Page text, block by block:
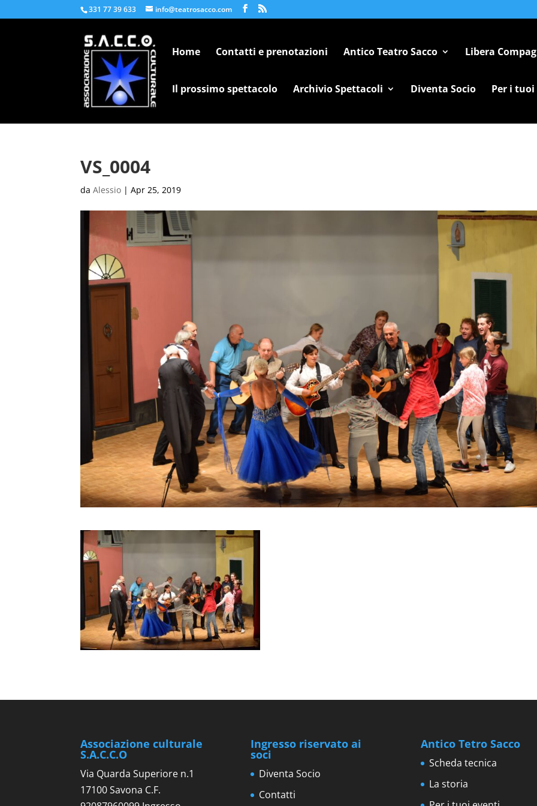
331 77 39 633 info@teatrosacco.com
Home Contatti e prenotazioni Antico Teatro Sacco Libera
Il prossimo spettacolo Archivio Spettacoli Diventa Socio Per i
VS_0004
daAlessio |Apr 25, 2019
Associazione culturale
S.A.C.C.O
Via Quarda Superiore n.1
17100 Savona C.F.
Ingresso riservato ai
soci
Diventa Socio
Contatti
Antico Tetro Sacco
Scheda tecnica
La storia